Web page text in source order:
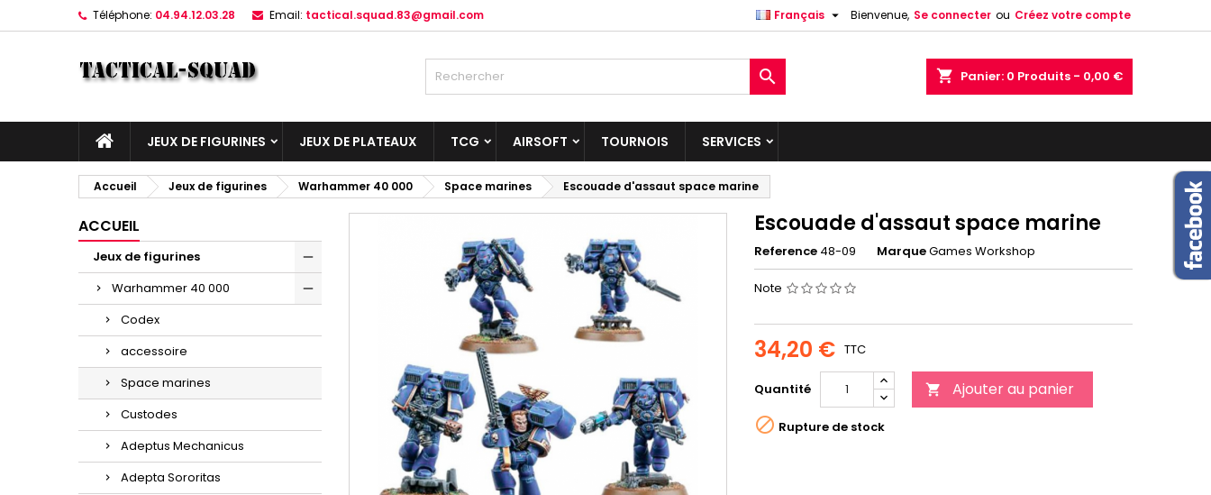
Téléphone: 04.94.12.03.28 Email: tactical.squad.83@gmail.com Bienvenue, Se connecter ou Créez votre compte
Français 
shopping_cart Panier: 0 Produits - 0,00 €

JEUX DE FIGURINES JEUX DE PLATEAUX TCG AIRSOFT TOURNOIS SERVICES
Accueil Jeux de figurines Warhammer 40 000 Space marines Escouade d'assaut space marine
ACCUEIL
Jeux de figurines
Warhammer 40 000
Codex
accessoire
Space marines
Custodes
Adeptus Mechanicus
Adepta Sororitas
Escouade d'assaut space marine
Reference 48-09 MarqueGames Workshop
Note
34,20 € TTC
Quantité  Ajouter au panier
 Rupture de stock